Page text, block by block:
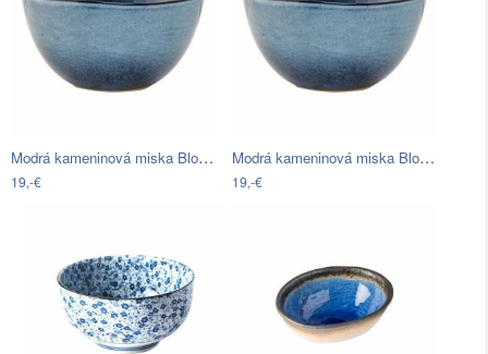
Modrá kameninová miska Bloomingville…
19,-€
Modrá kameninová miska Bloomingville…
19,-€